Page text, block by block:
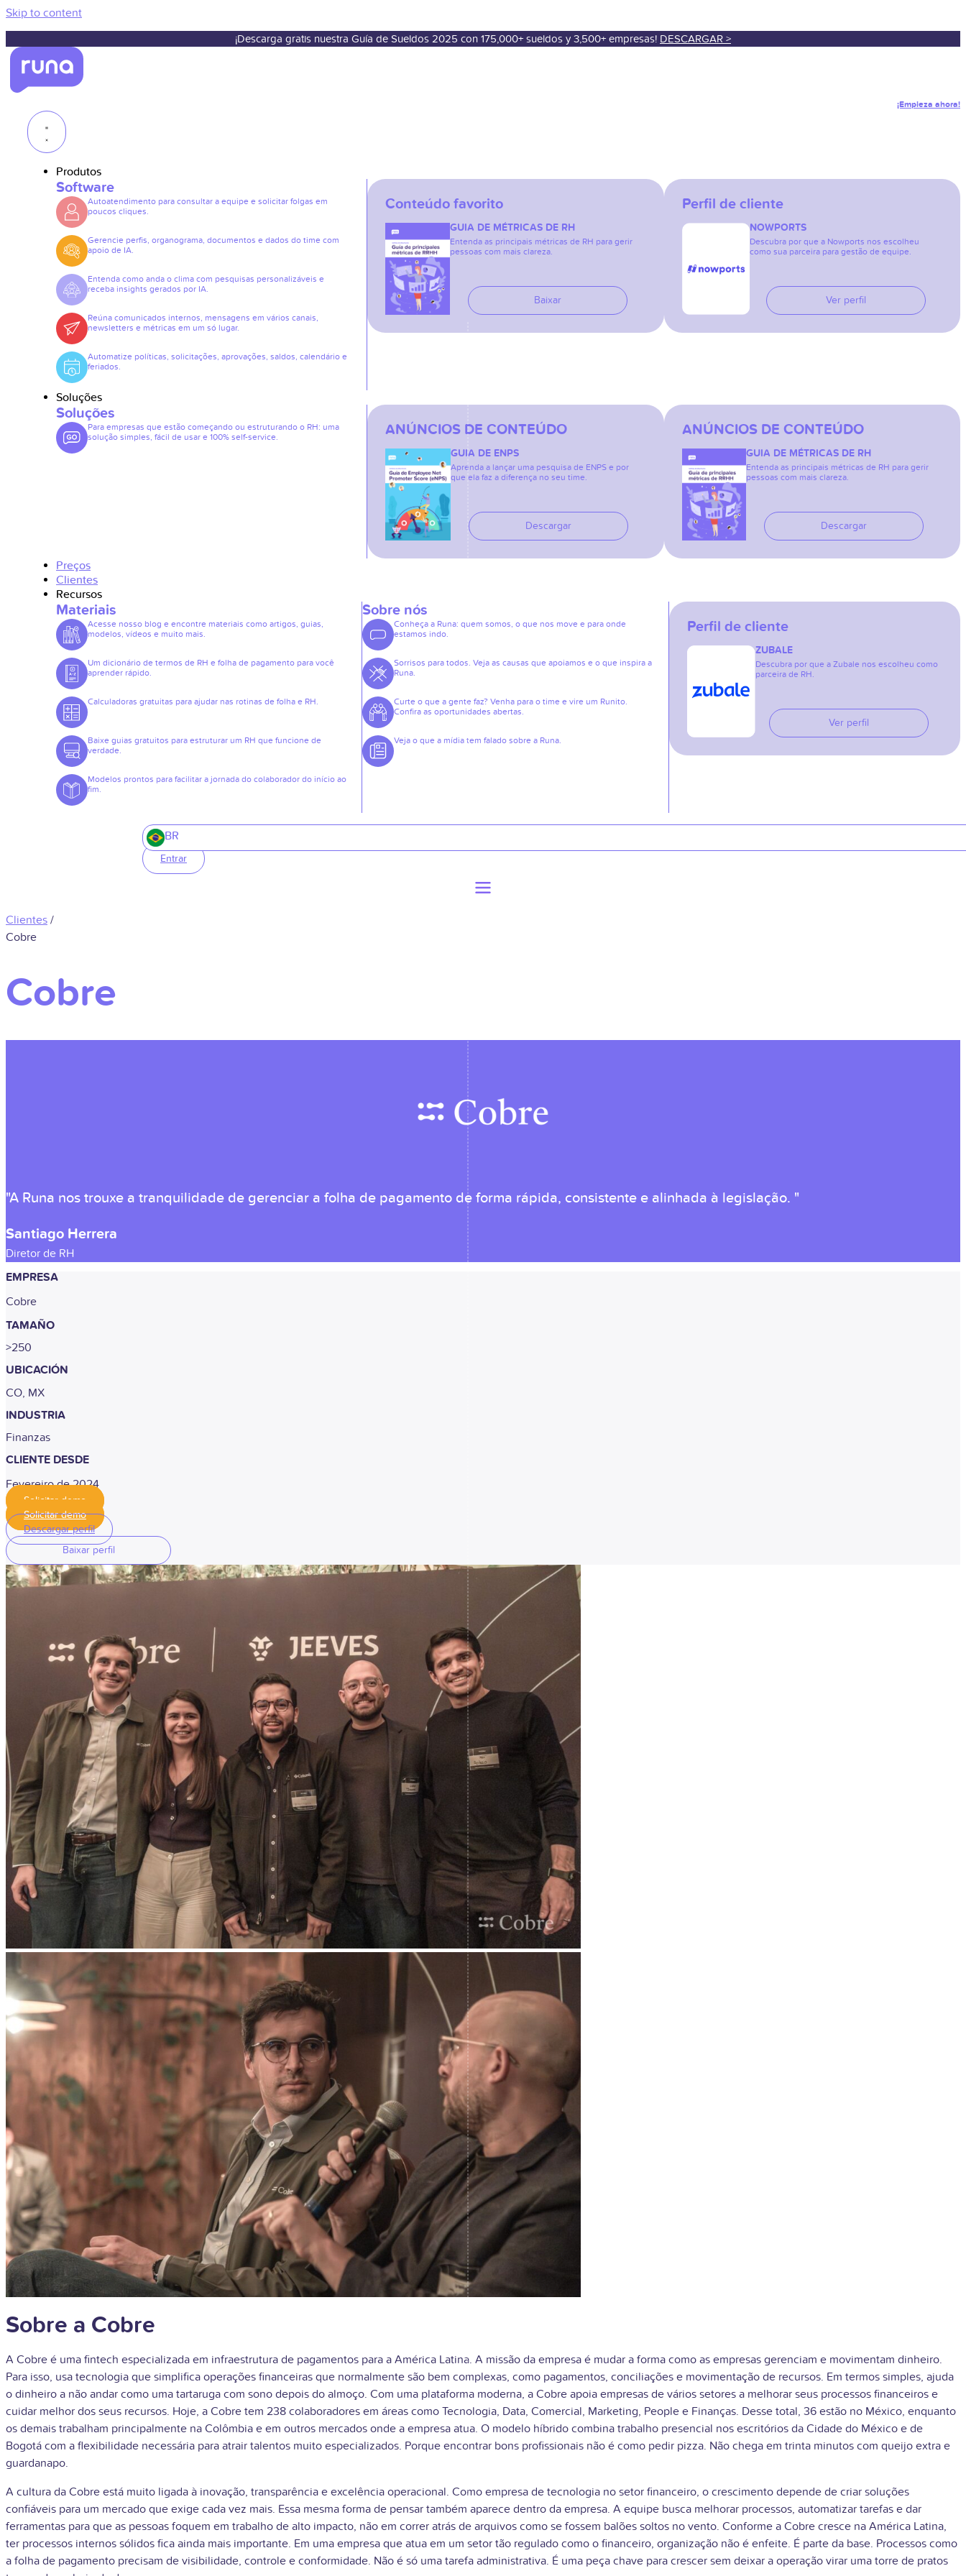
Skip to content
¡Descarga gratis nuestra Guía de Sueldos 2025 con 175,000+ sueldos y 3,500+ empresas! DESCARGAR >
¡Empieza ahora!
Produtos
Software
Autoatendimento para consultar a equipe e solicitar folgas em
poucos cliques.
Gerencie perfis, organograma, documentos e dados do time com
apoio de IA.
Entenda como anda o clima com pesquisas personalizáveis e
receba insights gerados por IA.
Reúna comunicados internos, mensagens em vários canais,
newsletters e métricas em um só lugar.
Automatize políticas, solicitações, aprovações, saldos, calendário e
feriados.
Conteúdo favorito
GUIA DE MÉTRICAS DE RH
Entenda as principais métricas de RH para gerir
pessoas com mais clareza.
Baixar
Perfil de cliente
NOWPORTS
Descubra por que a Nowports nos escolheu
como sua parceira para gestão de equipe.
Ver perfil
Soluções
Soluções
Para empresas que estão começando ou estruturando o RH: uma
solução simples, fácil de usar e 100% self-service.
ANÚNCIOS DE CONTEÚDO
GUIA DE ENPS
Aprenda a lançar uma pesquisa de ENPS e por
que ela faz a diferença no seu time.
Descargar
ANÚNCIOS DE CONTEÚDO
GUIA DE MÉTRICAS DE RH
Entenda as principais métricas de RH para gerir
pessoas com mais clareza.
Descargar
Preços
Clientes
Recursos
Materiais
Acesse nosso blog e encontre materiais como artigos, guias,
modelos, vídeos e muito mais.
Um dicionário de termos de RH e folha de pagamento para você
aprender rápido.
Calculadoras gratuitas para ajudar nas rotinas de folha e RH.
Baixe guias gratuitos para estruturar um RH que funcione de
verdade.
Modelos prontos para facilitar a jornada do colaborador do início ao
fim.
Sobre nós
Conheça a Runa: quem somos, o que nos move e para onde
estamos indo.
Sorrisos para todos. Veja as causas que apoiamos e o que inspira a
Runa.
Curte o que a gente faz? Venha para o time e vire um Runito.
Confira as oportunidades abertas.
Veja o que a mídia tem falado sobre a Runa.
Perfil de cliente
ZUBALE
Descubra por que a Zubale nos escolheu como
parceira de RH.
Ver perfil
BR
Entrar
Clientes /
Cobre
Cobre
"A Runa nos trouxe a tranquilidade de gerenciar a folha de pagamento de forma rápida, consistente e alinhada à legislação. "
Santiago Herrera
Diretor de RH
EMPRESA
Cobre
TAMAÑO
>250
UBICACIÓN
CO, MX
INDUSTRIA
Finanzas
CLIENTE DESDE
Fevereiro de 2024
Solicitar demo
Solicitar demo
Descargar perfil
Baixar perfil
Sobre a Cobre
A Cobre é uma fintech especializada em infraestrutura de pagamentos para a América Latina. A missão da empresa é mudar a forma como as empresas gerenciam e movimentam dinheiro.
Para isso, usa tecnologia que simplifica operações financeiras que normalmente são bem complexas, como pagamentos, conciliações e movimentação de recursos. Em termos simples, ajuda
o dinheiro a não andar como uma tartaruga com sono depois do almoço. Com uma plataforma moderna, a Cobre apoia empresas de vários setores a melhorar seus processos financeiros e
cuidar melhor dos seus recursos. Hoje, a Cobre tem 238 colaboradores em áreas como Tecnologia, Data, Comercial, Marketing, People e Finanças. Desse total, 36 estão no México, enquanto
os demais trabalham principalmente na Colômbia e em outros mercados onde a empresa atua. O modelo híbrido combina trabalho presencial nos escritórios da Cidade do México e de
Bogotá com a flexibilidade necessária para atrair talentos muito especializados. Porque encontrar bons profissionais não é como pedir pizza. Não chega em trinta minutos com queijo extra e
guardanapo.
A cultura da Cobre está muito ligada à inovação, transparência e excelência operacional. Como empresa de tecnologia no setor financeiro, o crescimento depende de criar soluções
confiáveis para um mercado que exige cada vez mais. Essa mesma forma de pensar também aparece dentro da empresa. A equipe busca melhorar processos, automatizar tarefas e dar
ferramentas para que as pessoas foquem em trabalho de alto impacto, não em correr atrás de arquivos como se fossem balões soltos no vento. Conforme a Cobre cresce na América Latina,
ter processos internos sólidos fica ainda mais importante. Em uma empresa que atua em um setor tão regulado como o financeiro, organização não é enfeite. É parte da base. Processos como
a folha de pagamento precisam de visibilidade, controle e conformidade. Não é só uma tarefa administrativa. É uma peça chave para crescer sem deixar a operação virar uma torre de pratos